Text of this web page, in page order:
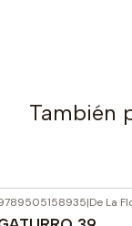
También
|De La